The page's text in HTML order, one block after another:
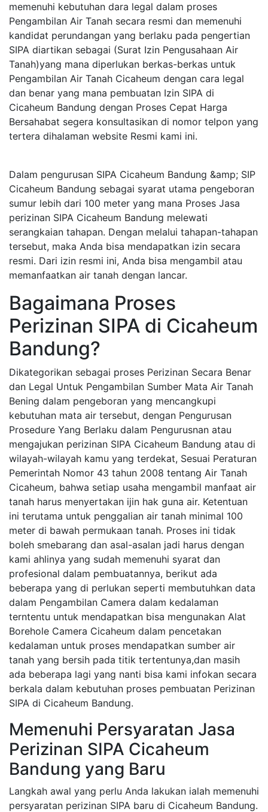
memenuhi kebutuhan dara legal dalam proses
Pengambilan Air Tanah secara resmi dan memenuhi
kandidat perundangan yang berlaku pada pengertian
SIPA diartikan sebagai (Surat Izin Pengusahaan Air
Tanah)yang mana diperlukan berkas-berkas untuk
Pengambilan Air Tanah Cicaheum dengan cara legal
dan benar yang mana pembuatan Izin SIPA di
Cicaheum Bandung dengan Proses Cepat Harga
Bersahabat segera konsultasikan di nomor telpon yang
tertera dihalaman website Resmi kami ini.
Dalam pengurusan SIPA Cicaheum Bandung &amp; SIP
Cicaheum Bandung sebagai syarat utama pengeboran
sumur lebih dari 100 meter yang mana Proses Jasa
perizinan SIPA Cicaheum Bandung melewati
serangkaian tahapan. Dengan melalui tahapan-tahapan
tersebut, maka Anda bisa mendapatkan izin secara
resmi. Dari izin resmi ini, Anda bisa mengambil atau
memanfaatkan air tanah dengan lancar.
Bagaimana Proses
Perizinan SIPA di Cicaheum
Bandung?
Dikategorikan sebagai proses Perizinan Secara Benar
dan Legal Untuk Pengambilan Sumber Mata Air Tanah
Bening dalam pengeboran yang mencangkupi
kebutuhan mata air tersebut, dengan Pengurusan
Prosedure Yang Berlaku dalam Pengurusnan atau
mengajukan perizinan SIPA Cicaheum Bandung atau di
wilayah-wilayah kamu yang terdekat, Sesuai Peraturan
Pemerintah Nomor 43 tahun 2008 tentang Air Tanah
Cicaheum, bahwa setiap usaha mengambil manfaat air
tanah harus menyertakan ijin hak guna air. Ketentuan
ini terutama untuk penggalian air tanah minimal 100
meter di bawah permukaan tanah. Proses ini tidak
boleh smebarang dan asal-asalan jadi harus dengan
kami ahlinya yang sudah memenuhi syarat dan
profesional dalam pembuatannya, berikut ada
beberapa yang di perlukan seperti membutuhkan data
dalam Pengambilan Camera dalam kedalaman
terntentu untuk mendapatkan bisa mengunakan Alat
Borehole Camera Cicaheum dalam pencetakan
kedalaman untuk proses mendapatkan sumber air
tanah yang bersih pada titik tertentunya,dan masih
ada beberapa lagi yang nanti bisa kami infokan secara
berkala dalam kebutuhan proses pembuatan Perizinan
SIPA di Cicaheum Bandung.
Memenuhi Persyaratan Jasa
Perizinan SIPA Cicaheum
Bandung yang Baru
Langkah awal yang perlu Anda lakukan ialah memenuhi
persyaratan perizinan SIPA baru di Cicaheum Bandung.